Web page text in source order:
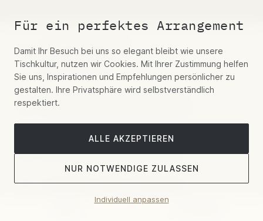
+49 (0)30 55442277
Mo-Fr 9-19 Uhr
Schreiben Sie uns per WhatsApp
Für ein perfektes Arrangement
Damit Ihr Besuch bei uns so elegant bleibt wie unsere
Tischkultur, nutzen wir Cookies. Mit Ihrer Zustimmung helfen
Sie uns, Inspirationen und Empfehlungen persönlicher zu
gestalten. Ihre Privatsphäre wird selbstverständlich
respektiert.
ALLE AKZEPTIEREN
NUR NOTWENDIGE ZULASSEN
Individuell anpassen